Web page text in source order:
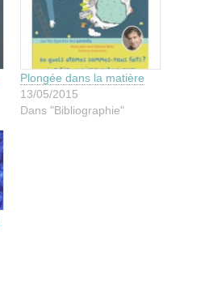
Plongée dans la matière
13/05/2015
Dans "Bibliographie"